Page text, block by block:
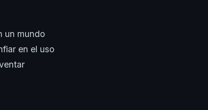
un mundo
en el uso